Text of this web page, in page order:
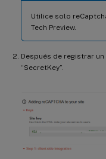
Utilice solo
Tech Preview.
Después de registrar
“SecretKey”.